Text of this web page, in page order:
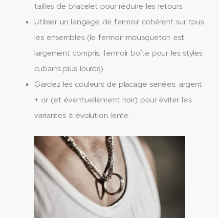
tailles de bracelet pour réduire les retours.
Utiliser un langage de fermoir cohérent sur tous
les ensembles (le fermoir mousqueton est
largement compris; fermoir boîte pour les styles
cubains plus lourds).
Gardez les couleurs de placage serrées: argent
+ or (et éventuellement noir) pour éviter les
variantes à évolution lente.